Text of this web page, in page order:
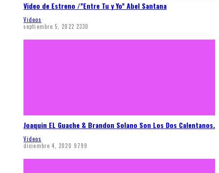
Video de Estreno /”Entre Tu y Yo” Abel Santana
Videos
septiembre 5, 2022 2330
Joaquin EL Guache & Brandon Solano Son Los Dos Calentanos.
Videos
diciembre 4, 2020 9799